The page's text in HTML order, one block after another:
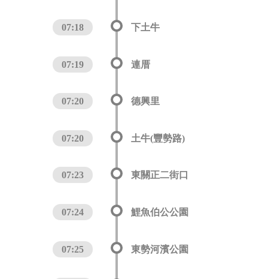
07:18 下土牛
07:19 連厝
07:20 德興里
07:20 土牛(豐勢路)
07:23 東關正二街口
07:24 鯉魚伯公公園
07:25 東勢河濱公園